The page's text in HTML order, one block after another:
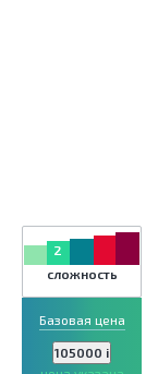
2
сложность
Базовая цена
105000 i